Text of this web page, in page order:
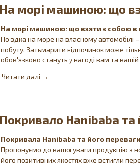
На морі машиною: що
На морі машиною: що взяти з собою в
Поїздка на море на власному автомобілі
побуту. Затьмарити відпочинок може
обов'язково стануть у нагоді вам та
Покривало Hanibaba та
Покривала Hanibaba та його переваги
Пропонуємо до вашої уваги продукцію з
його позитивних якостях вже встигли